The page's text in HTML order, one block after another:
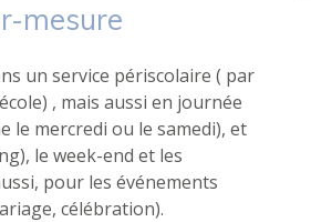
mesure
un service périscolaire ( par
, mais aussi en journée
le mercredi ou le samedi), et
le week-end et les
pour les événements
célébration).